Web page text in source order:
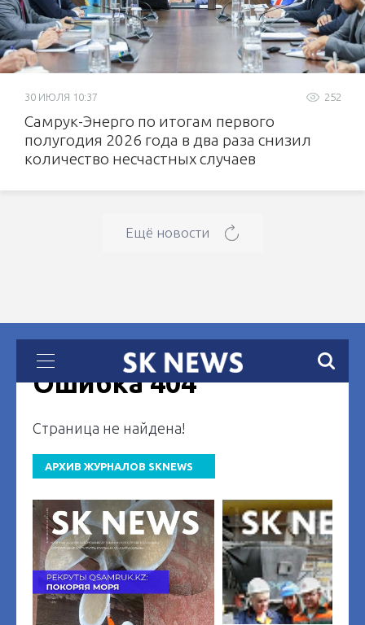
252
30 ИЮЛЯ 10:37
Самрук-Энерго по итогам первого
полугодия 2026 года в два раза снизил
количество несчастных случаев
Ещё новости